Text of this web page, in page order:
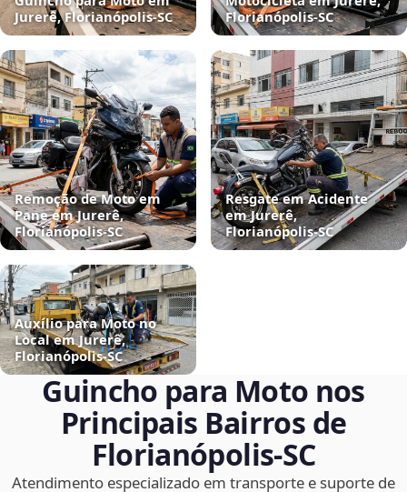
Jurerê, Florianópolis‑SC
Florianópolis‑SC
Remoção de Moto em
Pane em Jurerê,
Florianópolis‑SC
Resgate em Acidente
em Jurerê,
Florianópolis‑SC
Auxílio para Moto no
Local em Jurerê,
Florianópolis‑SC
Guincho para Moto nos
Principais Bairros de
Florianópolis‑SC
Atendimento especializado em transporte e suporte de